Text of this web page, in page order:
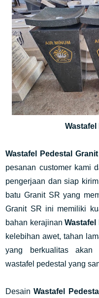
Wastafel
Wastafel Pedestal Granit
pesanan customer kami
pengerjaan dan siap
batu Granit SR yang
Granit SR ini memiliki
bahan kerajinanWastafel
kelebihan awet, tahan
yang berkualitas akan
wastafel pedestal yang
DesainWastafel